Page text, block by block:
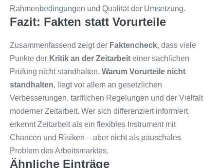
Rahmenbedingungen und Qualität der Umsetzung.
Fazit: Fakten statt Vorurteile
Zusammenfassend zeigt der Faktencheck, dass viele
Punkte der Kritik an der Zeitarbeit einer sachlichen
Prüfung nicht standhalten. Warum Vorurteile nicht
standhalten, liegt vor allem an gesetzlichen
Verbesserungen, tariflichen Regelungen und der Vielfalt
moderner Zeitarbeit. Wer sich differenziert informiert,
erkennt Zeitarbeit als ein flexibles Instrument mit
Chancen und Risiken – aber nicht als pauschales
Problem des Arbeitsmarktes.
Ähnliche Einträge